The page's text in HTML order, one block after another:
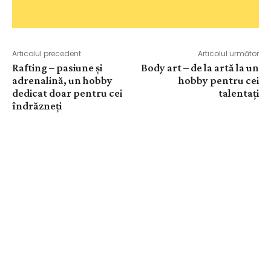
Articolul precedent
Rafting – pasiune și
adrenalină, un hobby
dedicat doar pentru cei
îndrăzneți
Articolul următor
Body art – de la artă la un
hobby pentru cei
talentați